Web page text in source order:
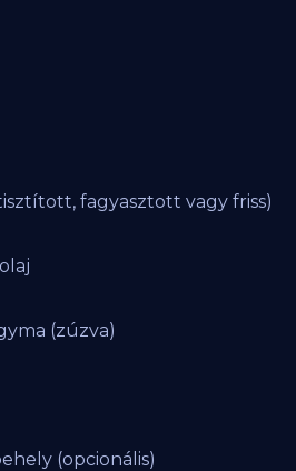
fagyasztott vagy friss)
(zúzva)
(opcionális)